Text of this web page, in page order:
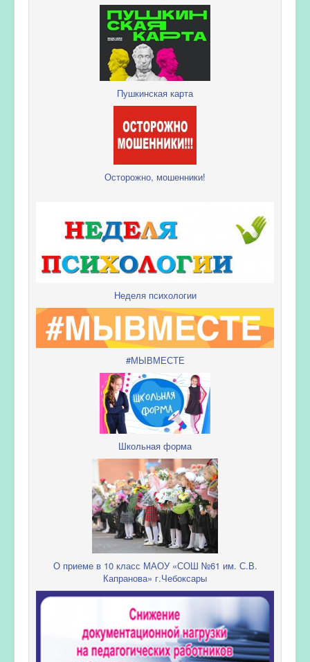
Пушкинская карта
Осторожно, мошенники!
Неделя психологии
#МЫВМЕСТЕ
Школьная форма
О приеме в 10 класс МАОУ «СОШ №61 им. С.В.
Капранова» г.Чебоксары